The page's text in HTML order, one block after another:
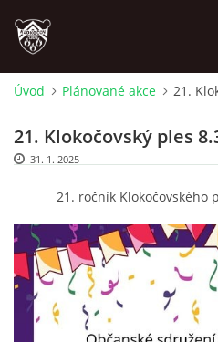
PLÁNOVANÉ AKCE
PROBĚHLÉ AKCE
NOVINKY
FOTOALBUM
Úvod Plánované akce 21.
21. Klokočovský ples
31. 1. 2025
21. ročník Klokočovského